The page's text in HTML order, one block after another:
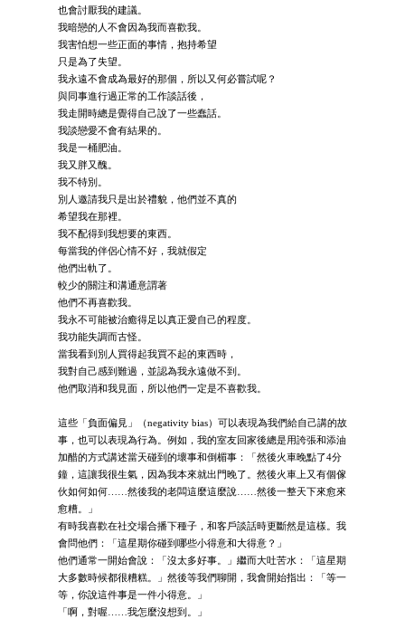
也會討厭我的建議。
我暗戀的人不會因為我而喜歡我。
我害怕想一些正面的事情，抱持希望
只是為了失望。
我永遠不會成為最好的那個，所以又何必嘗試呢？
與同事進行過正常的工作談話後，
我走開時總是覺得自己說了一些蠢話。
我談戀愛不會有結果的。
我是一桶肥油。
我又胖又醜。
我不特別。
別人邀請我只是出於禮貌，他們並不真的
希望我在那裡。
我不配得到我想要的東西。
每當我的伴侶心情不好，我就假定
他們出軌了。
較少的關注和溝通意謂著
他們不再喜歡我。
我永不可能被治癒得足以真正愛自己的程度。
我功能失調而古怪。
當我看到別人買得起我買不起的東西時，
我對自己感到難過，並認為我永遠做不到。
他們取消和我見面，所以他們一定是不喜歡我。
這些「負面偏見」（negativity bias）可以表現為我們給自己講的故
事，也可以表現為行為。例如，我的室友回家後總是用誇張和添油
加醋的方式講述當天碰到的壞事和倒楣事：「然後火車晚點了4分
鐘，這讓我很生氣，因為我本來就出門晚了。然後火車上又有個傢
伙如何如何……然後我的老闆這麼這麼說……然後一整天下來愈來
愈糟。」
有時我喜歡在社交場合播下種子，和客戶談話時更斷然是這樣。我
會問他們：「這星期你碰到哪些小得意和大得意？」
他們通常一開始會說：「沒太多好事。」繼而大吐苦水：「這星期
大多數時候都很糟糕。」然後等我們聊開，我會開始指出：「等一
等，你說這件事是一件小得意。」
「啊，對喔……我怎麼沒想到。」